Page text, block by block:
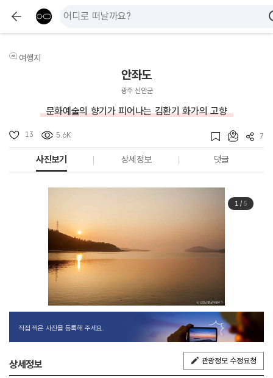
여행지
안좌도
광주 신안군
문화예술의 향기가 피어나는 김환기 화가의 고향
13 5.6K 7
사진보기 상세정보 댓글
1/ 5
직접 찍은 사진을 등록해 주세요.
상세정보 관광정보 수정요청